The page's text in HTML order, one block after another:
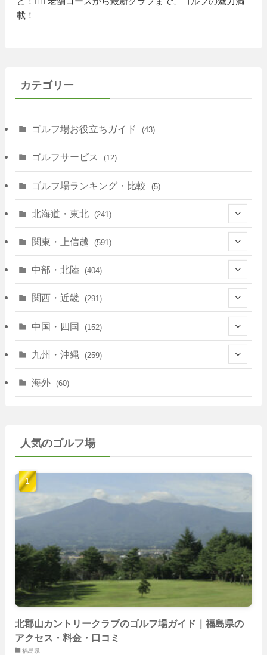
載！
カテゴリー
ゴルフ場お役立ちガイド (43)
ゴルフサービス (12)
ゴルフ場ランキング・比較 (5)
北海道・東北 (241)
(128)
(10)
(17)
(35)
(30)
関東・上信越 (591)
(146)
(40)
(72)
(14)
(103)
中部・北陸 (404)
(13)
(83)
(78)
(40)
(22)
関西・近畿 (291)
(39)
(25)
中国・四国 (152)
(7)
(39)
(40)
(14)
九州・沖縄 (259)
(28)
(22)
(23)
(22)
(26)
海外 (60)
人気のゴルフ場
北郡山カントリークラブのゴルフ場ガイド｜福島県の
アクセス・料金・口コミ
福島県